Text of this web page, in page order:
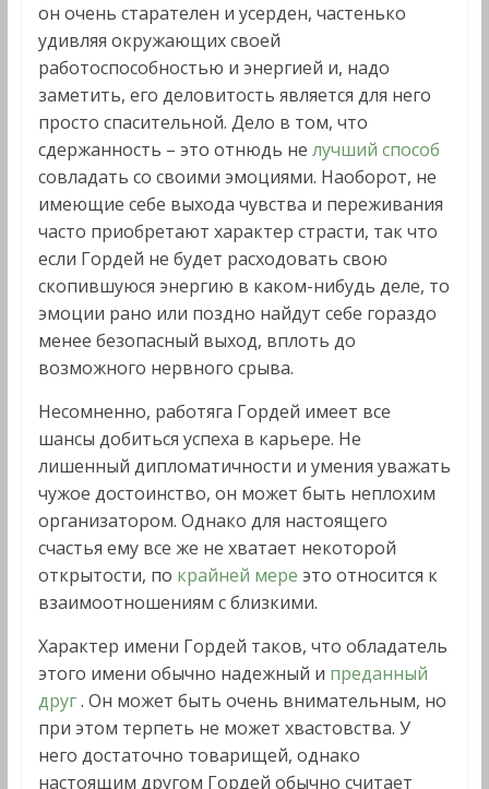
он очень старателен и усерден, частенько
удивляя окружающих своей
работоспособностью и энергией и, надо
заметить, его деловитость является для него
просто спасительной. Дело в том, что
сдержанность – это отнюдь не лучший способ
совладать со своими эмоциями. Наоборот, не
имеющие себе выхода чувства и переживания
часто приобретают характер страсти, так что
если Гордей не будет расходовать свою
скопившуюся энергию в каком-нибудь деле, то
эмоции рано или поздно найдут себе гораздо
менее безопасный выход, вплоть до
возможного нервного срыва.
Несомненно, работяга Гордей имеет все
шансы добиться успеха в карьере. Не
лишенный дипломатичности и умения уважать
чужое достоинство, он может быть неплохим
организатором. Однако для настоящего
счастья ему все же не хватает некоторой
открытости, по крайней мере это относится к
взаимоотношениям с близкими.
Характер имени Гордей таков, что обладатель
этого имени обычно надежный и преданный
друг. Он может быть очень внимательным, но
при этом терпеть не может хвастовства. У
него достаточно товарищей, однако
настоящим другом Гордей обычно считает